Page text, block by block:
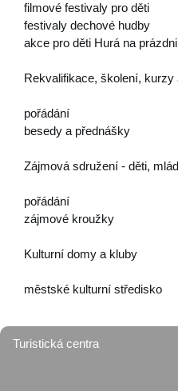
filmové festivaly pro děti
festivaly dechové hudby
akce pro děti Hurá na
Rekvalifikace, školení, kurzy
pořádání
besedy a přednášky
Zájmová sdružení - děti,
pořádání
zájmové kroužky
Kulturní domy a kluby
městské kulturní středisko
Turistická centra